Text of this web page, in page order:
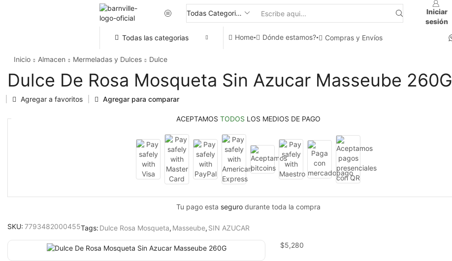
Iniciar
sesión
Todas las categorias Home Dónde estamos? Compras y Envíos
Inicio Almacen Mermeladas y Dulces Dulce
Dulce De Rosa Mosqueta Sin Azucar Masseube 260G
Agregar a favoritos Agregar para comparar
ACEPTAMOS TODOS LOS MEDIOS DE PAGO
Tu pago esta segurodurante toda la compra
SKU: 7793482000455Tags: Dulce Rosa Mosqueta, Masseube, SIN AZUCAR
$5,280